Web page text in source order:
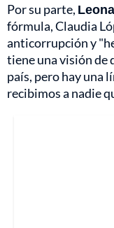
Por su parte,
fórmula, Claudia
anticorrupción y
tiene una visión de
país, pero hay una
recibimos a nadie